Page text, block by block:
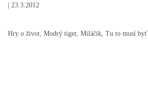
| 23.3.2012
Hry o život, Modrý tiger, Miláčik, Tu to musí byť